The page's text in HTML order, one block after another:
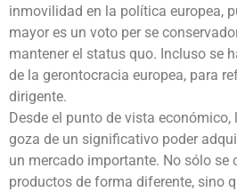
inmovilidad en la política europea,
mayor es un voto per se
mantener el status quo. Incluso se
de la gerontocracia europea, para
dirigente.
Desde el punto de vista económico,
goza de un significativo poder
un mercado importante. No sólo se
productos de forma diferente, sino